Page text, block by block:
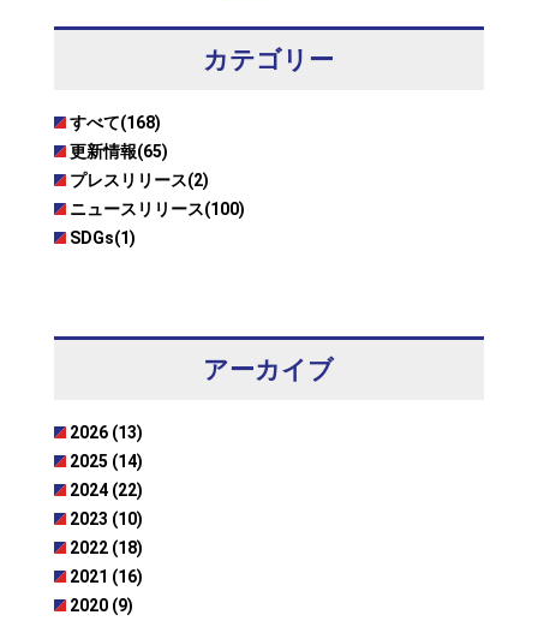
カテゴリー
すべて(168)
更新情報(65)
プレスリリース(2)
ニュースリリース(100)
SDGs(1)
アーカイブ
2026 (13)
2025 (14)
2024 (22)
2023 (10)
2022 (18)
2021 (16)
2020 (9)